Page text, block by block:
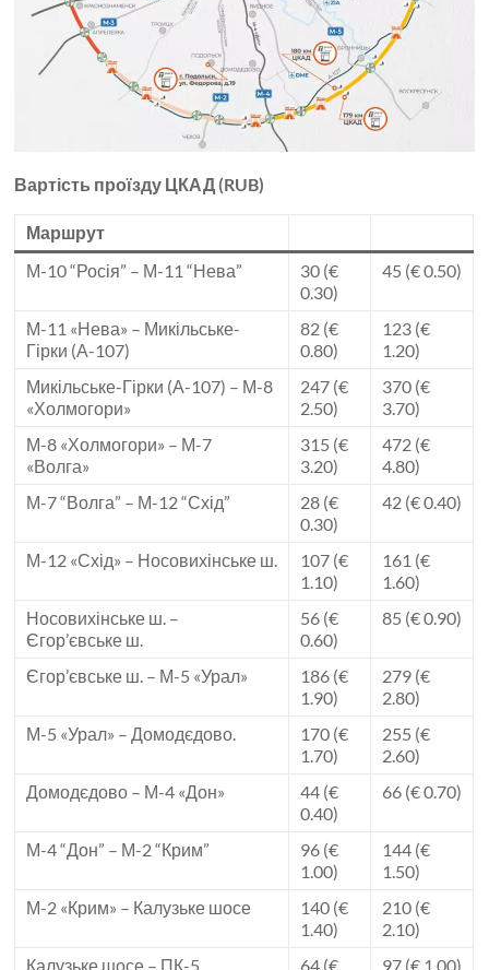
Вартість проїзду ЦКАД (RUB)
Маршрут
М-10 “Росія” – М-11 “Нева”
30 (€
0.30)
45 (€ 0.50)
М-11 «Нева» – Микільське-
Гірки (А-107)
82 (€
0.80)
123 (€
1.20)
Микільське-Гірки (А-107) – М-8
«Холмогори»
247 (€
2.50)
370 (€
3.70)
М-8 «Холмогори» – М-7
«Волга»
315 (€
3.20)
472 (€
4.80)
М-7 “Волга” – М-12 “Схід”
28 (€
0.30)
42 (€ 0.40)
М-12 «Схід» – Носовихінське ш.
107 (€
1.10)
161 (€
1.60)
Носовихінське ш. –
Єгор’євське ш.
56 (€
0.60)
85 (€ 0.90)
Єгор’євське ш. – М-5 «Урал»
186 (€
1.90)
279 (€
2.80)
М-5 «Урал» – Домодєдово.
170 (€
1.70)
255 (€
2.60)
Домодєдово – М-4 «Дон»
44 (€
0.40)
66 (€ 0.70)
М-4 “Дон” – М-2 “Крим”
96 (€
1.00)
144 (€
1.50)
М-2 «Крим» – Калузьке шосе
140 (€
1.40)
210 (€
2.10)
Калузьке шосе – ПК-5
64 (€
97 (€ 1.00)